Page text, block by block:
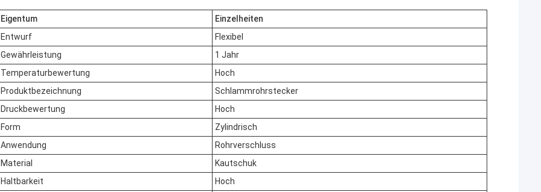
Eigentum
Einzelheiten
Entwurf
Flexibel
Gewährleistung
1 Jahr
Temperaturbewertung
Hoch
Produktbezeichnung
Schlammrohrstecker
Druckbewertung
Hoch
Form
Zylindrisch
Anwendung
Rohrverschluss
Material
Kautschuk
Haltbarkeit
Hoch